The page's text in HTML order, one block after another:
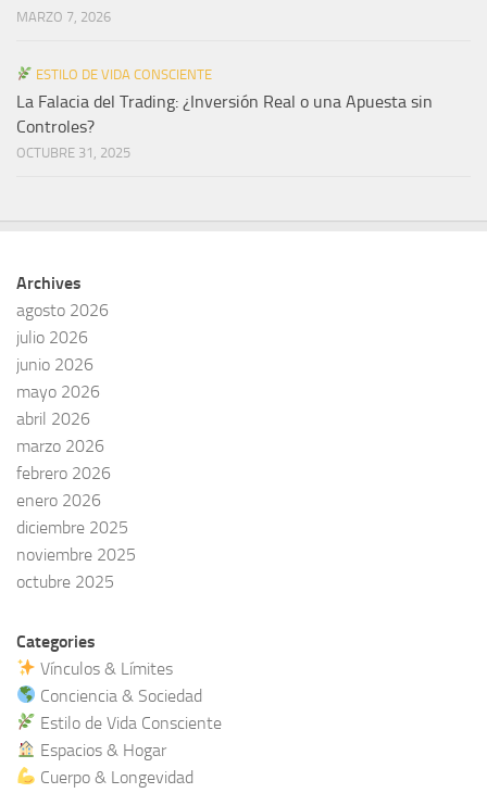
MARZO 7, 2026
ESTILO DE VIDA CONSCIENTE
La Falacia del Trading: ¿Inversión Real o una Apuesta sin
Controles?
OCTUBRE 31, 2025
Archives
agosto 2026
julio 2026
junio 2026
mayo 2026
abril 2026
marzo 2026
febrero 2026
enero 2026
diciembre 2025
noviembre 2025
octubre 2025
Categories
Vínculos & Límites
Conciencia & Sociedad
Estilo de Vida Consciente
Espacios & Hogar
Cuerpo & Longevidad